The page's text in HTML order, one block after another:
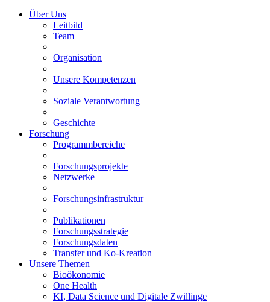
Über Uns
Leitbild
Team
Organisation
Unsere Kompetenzen
Soziale Verantwortung
Geschichte
Forschung
Programmbereiche
Forschungsprojekte
Netzwerke
Forschungsinfrastruktur
Publikationen
Forschungsstrategie
Forschungsdaten
Transfer und Ko-Kreation
Unsere Themen
Bioökonomie
One Health
KI, Data Science und Digitale Zwillinge